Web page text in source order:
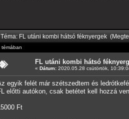
Téma: FL utáni kombi hátsó féknyergek
FL utáni kombi hátsó
« Dátum: 2020.05.28 csütörtök,
egyik felét már szétszedtem és
előtti autókon, csak betétet kell hozzá
Ft